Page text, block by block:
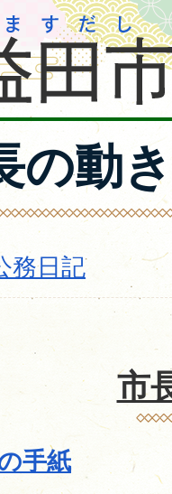
の動き
務日記
市
手紙